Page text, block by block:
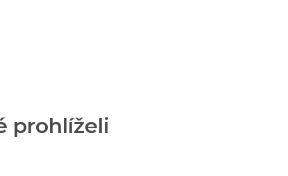
prohlíželi